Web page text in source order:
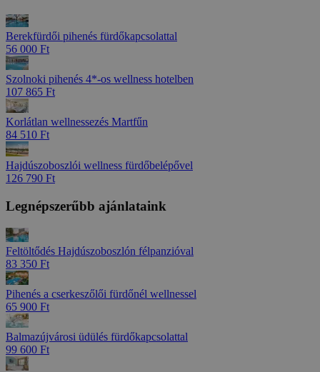
Berekfürdői pihenés fürdőkapcsolattal
56 000 Ft
Szolnoki pihenés 4*-os wellness hotelben
107 865 Ft
Korlátlan wellnessezés Martfűn
84 510 Ft
Hajdúszoboszlói wellness fürdőbelépővel
126 790 Ft
Legnépszerűbb ajánlataink
Feltöltődés Hajdúszoboszlón félpanzióval
83 350 Ft
Pihenés a cserkeszőlői fürdőnél wellnessel
65 900 Ft
Balmazújvárosi üdülés fürdőkapcsolattal
99 600 Ft